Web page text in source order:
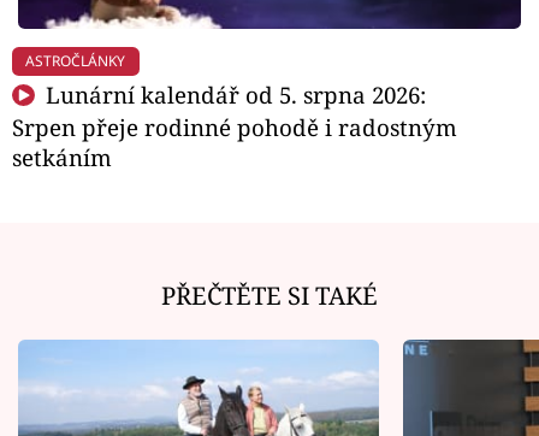
ASTROČLÁNKY
Lunární kalendář od 5. srpna 2026:
Srpen přeje rodinné pohodě i radostným
setkáním
PŘEČTĚTE SI TAKÉ